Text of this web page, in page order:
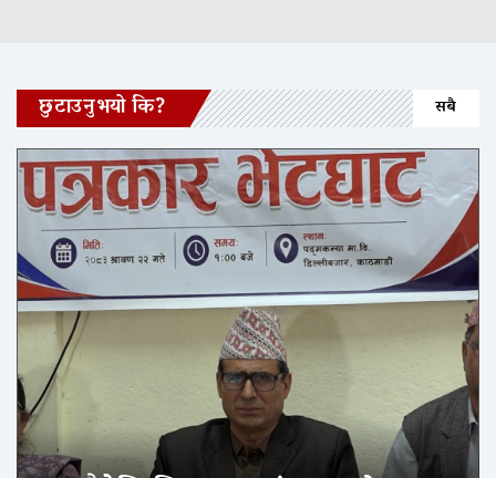
छुटाउनुभयो कि? सबै